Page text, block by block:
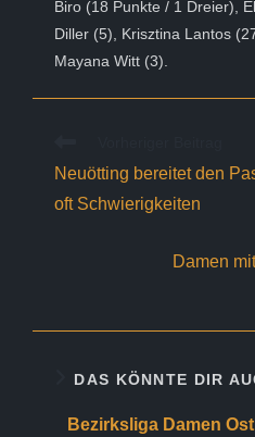
Biro (18 Punkte / 1 Dreier),
Diller (5), Krisztina Lantos
Mayana Witt (3).
ansehen
Neuötting bereitet den
oft Schwierigkeiten
Damen
DAS KÖNNTE DIR
Bezirksliga Damen